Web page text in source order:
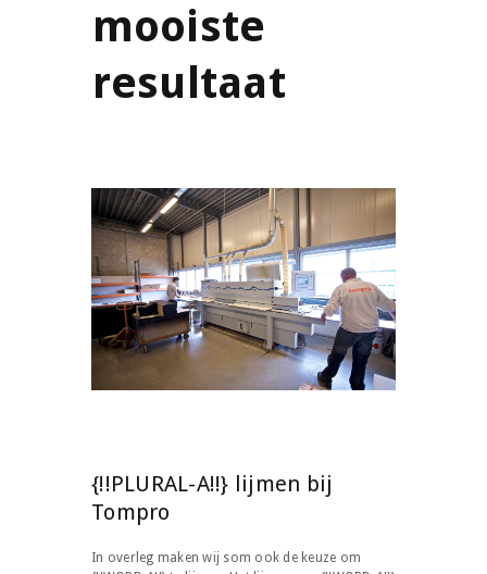
mooiste
resultaat
{!!PLURAL-A!!} lijmen bij
Tompro
In overleg maken wij som ook de keuze om